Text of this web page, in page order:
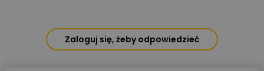
Zaloguj się, żeby odpowiedzieć